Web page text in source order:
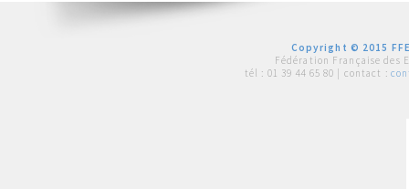
Copyright © 2015
Fédération Française des
tél : 01 39 44 65 80 | contact :